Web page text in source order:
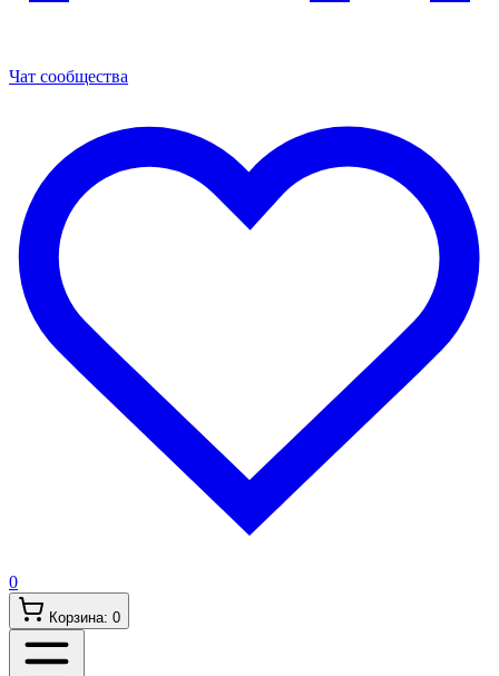
Чат сообщества
0
Корзина: 0